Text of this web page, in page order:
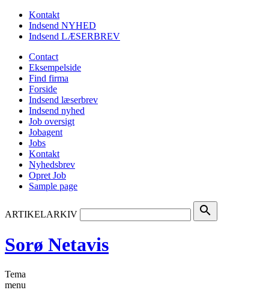
Kontakt
Indsend NYHED
Indsend LÆSERBREV
Contact
Eksempelside
Find firma
Forside
Indsend læserbrev
Indsend nyhed
Job oversigt
Jobagent
Jobs
Kontakt
Nyhedsbrev
Opret Job
Sample page
ARTIKELARKIV search
Sorø Netavis
Tema
menu